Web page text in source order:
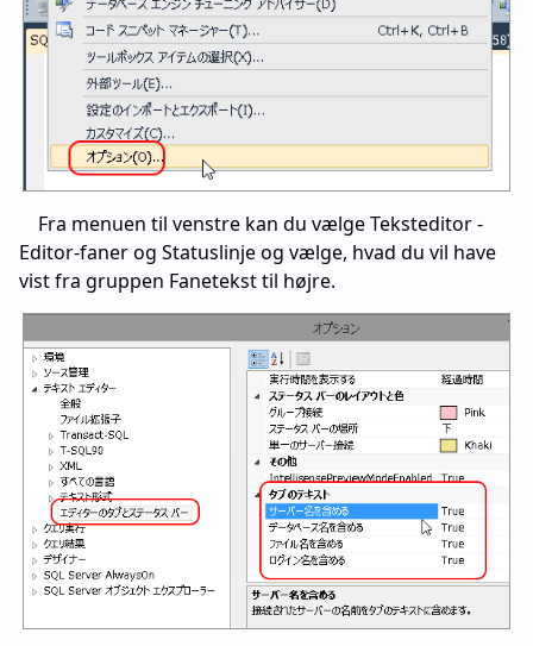
Fra menuen til venstre kan du vælge Teksteditor -
Editor-faner og Statuslinje og vælge, hvad du vil have
vist fra gruppen Fanetekst til højre.